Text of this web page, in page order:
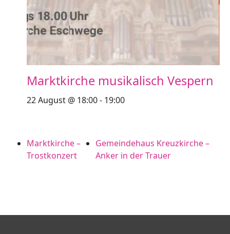
Marktkirche musikalisch Vespern
22 August @ 18:00- 19:00
Marktkirche –
Trostkonzert
Gemeindehaus Kreuzkirche –
Anker in der Trauer